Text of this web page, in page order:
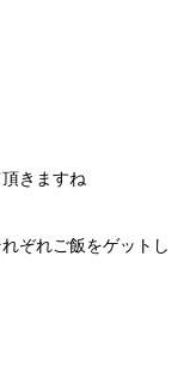
きますね
ぞれご飯をゲットし